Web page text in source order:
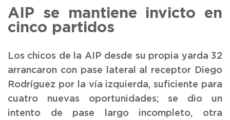
AIP se mantiene invicto en
cinco partidos
Los chicos de la AIP desde su propia yarda 32
arrancaron con pase lateral al receptor Diego
Rodríguez por la vía izquierda, suficiente para
cuatro nuevas oportunidades; se dio un
intento de pase largo incompleto, otra